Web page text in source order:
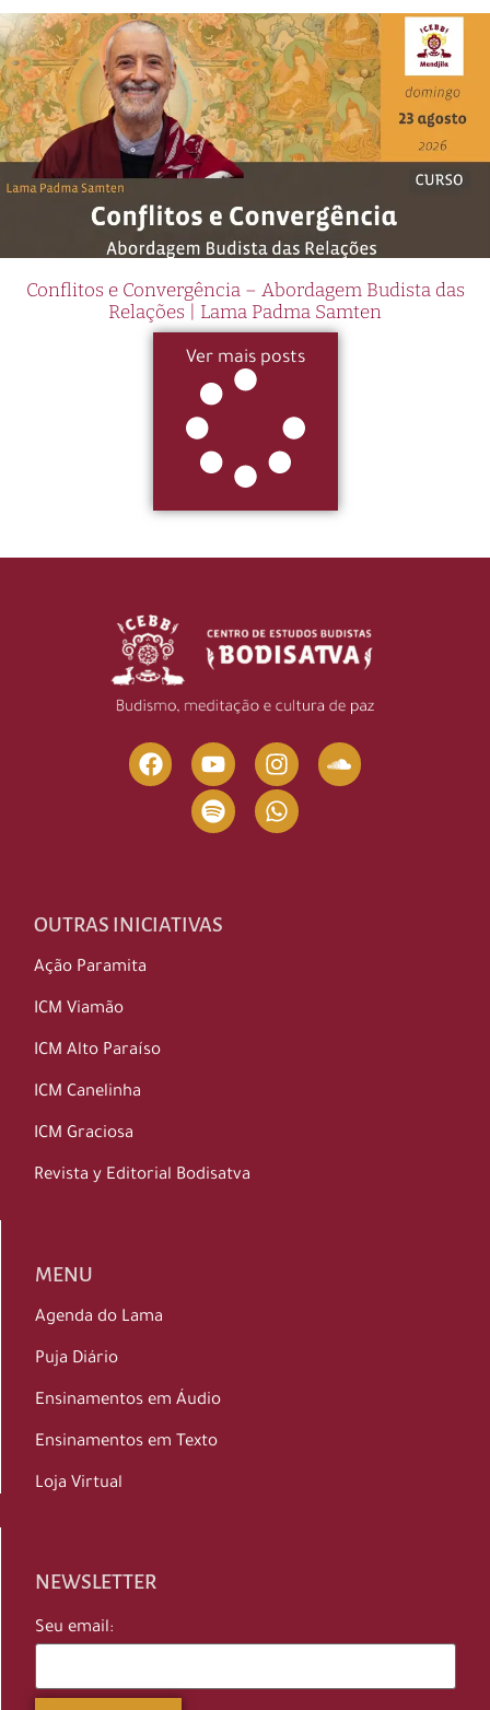
Conflitos e Convergência – Abordagem Budista das
Relações | Lama Padma Samten
Ver mais posts
OUTRAS INICIATIVAS
Ação Paramita
ICM Viamão
ICM Alto Paraíso
ICM Canelinha
ICM Graciosa
Revista y Editorial Bodisatva
MENU
Agenda do Lama
Puja Diário
Ensinamentos em Áudio
Ensinamentos em Texto
Loja Virtual
NEWSLETTER
Seu email: